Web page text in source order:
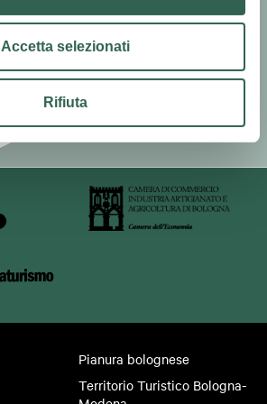
Accetta selezionati
Rifiuta
Turismo in Pianura e resta
aggiornato su eventi e
offerte
Pianura bolognese
Territorio Turistico Bologna-